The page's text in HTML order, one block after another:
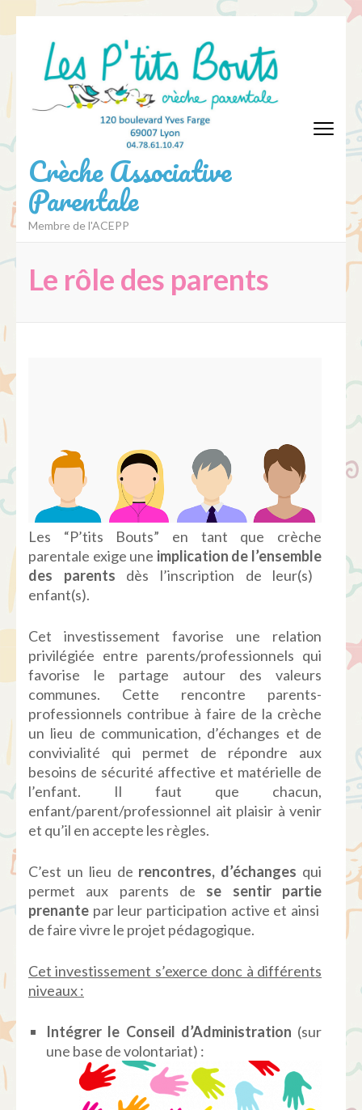
contenu
(Pressez
Entrée)
Crèche Associative
Parentale
Membre de l'ACEPP
Le rôle des parents
Les “P’tits Bouts” en tant que crèche
parentale exige une implication de l’ensemble
des parents dès l’inscription de leur(s)
enfant(s).
Cet investissement favorise une relation
privilégiée entre parents/professionnels qui
favorise le partage autour des valeurs
communes. Cette rencontre parents-
professionnels contribue à faire de la crèche
un lieu de communication, d’échanges et de
convivialité qui permet de répondre aux
besoins de sécurité affective et matérielle de
l’enfant. Il faut que chacun,
enfant/parent/professionnel ait plaisir à venir
et qu’il en accepte les règles.
C’est un lieu de rencontres, d’échanges qui
permet aux parents de se sentir
partie
prenante par leur participation active et ainsi
de faire vivre le projet pédagogique.
Cet investissement s’exerce donc à différents
niveaux :
Intégrer le Conseil d’Administration (sur
une base de volontariat) :